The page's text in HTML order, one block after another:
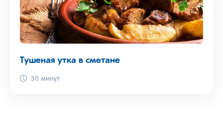
Тушеная утка в сметане
30 минут